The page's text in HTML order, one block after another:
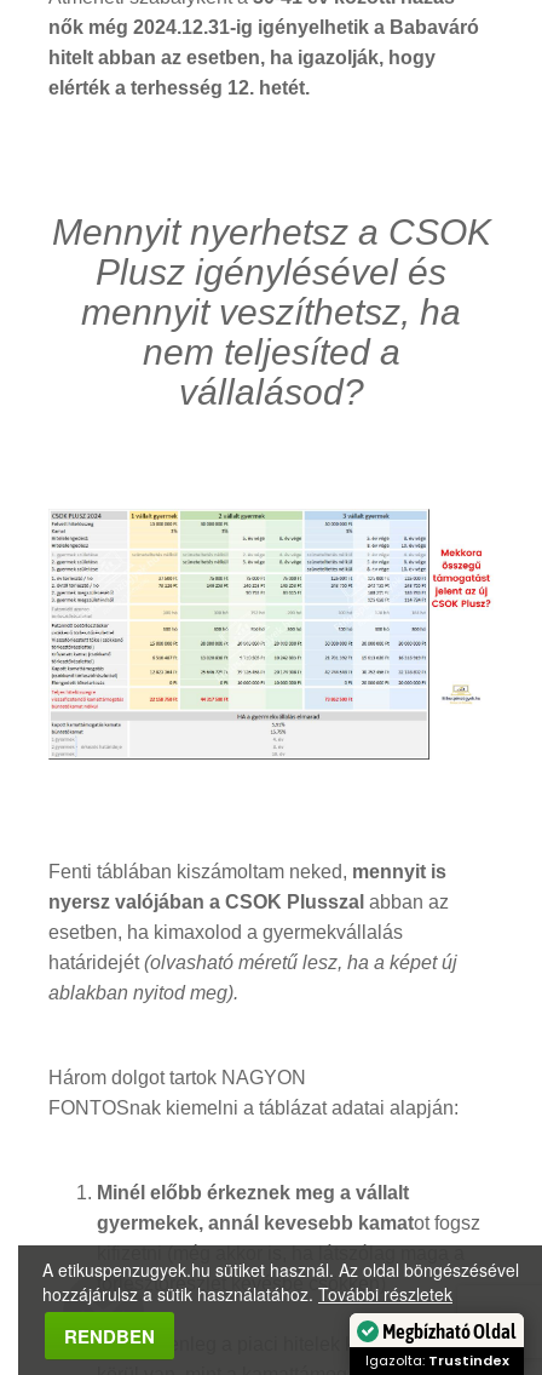
nők még 2024.12.31-ig igényelhetik a Babaváró
hitelt abban az esetben, ha igazolják, hogy
elérték a terhesség 12. hetét.
Mennyit nyerhetsz a CSOK
Plusz igénylésével és
mennyit veszíthetsz, ha
nem teljesíted a
vállalásod?
Fenti táblában kiszámoltam neked, mennyit is
nyersz valójában a CSOK Plusszal abban az
esetben, ha kimaxolod a gyermekvállalás
határidejét(olvasható méretű lesz, ha a képet új
ablakban nyitod meg).
Három dolgot tartok NAGYON
FONTOSnak kiemelni a táblázat adatai alapján:
Minél előbb érkeznek meg a vállalt
gyermekek, annál kevesebb kamatot fogsz
törlesztőrészlet kevésbé csökken)
Mivel jelenleg a piaci hitelek kamata is 6%
A etikuspenzugyek.hu sütiket használ. Az oldal böngészésével
hozzájárulsz a sütik használatához. További részletek
RENDBEN Megbízható Oldal
Igazolta: Trustindex